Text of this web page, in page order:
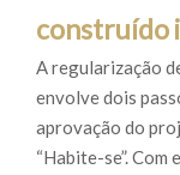
construído
A regularização
envolve dois
aprovação do
“Habite-se”. Com